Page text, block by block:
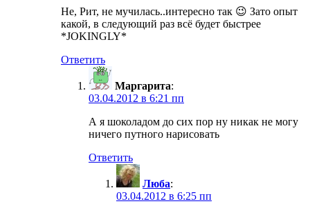
Не, Рит, не мучилась..интересно так 😉 Зато опыт
какой, в следующий раз всё будет быстрее
*JOKINGLY*
Ответить
Маргарита:
03.04.2012 в 6:21 пп
А я шоколадом до сих пор ну никак не могу
ничего путного нарисовать
Ответить
Люба:
03.04.2012 в 6:25 пп